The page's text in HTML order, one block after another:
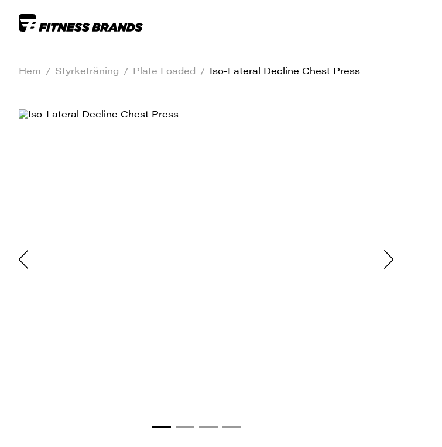
Hem / Styrketräning / Plate Loaded / Iso-Lateral Decline Chest Press